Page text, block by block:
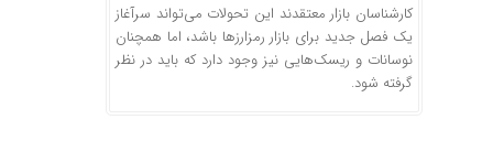
کارشناسان بازار معتقدند این تحولات می‌تواند سرآغاز
یک فصل جدید برای بازار رمزارزها باشد، اما همچنان
نوسانات و ریسک‌هایی نیز وجود دارد که باید در نظر
گرفته شود.